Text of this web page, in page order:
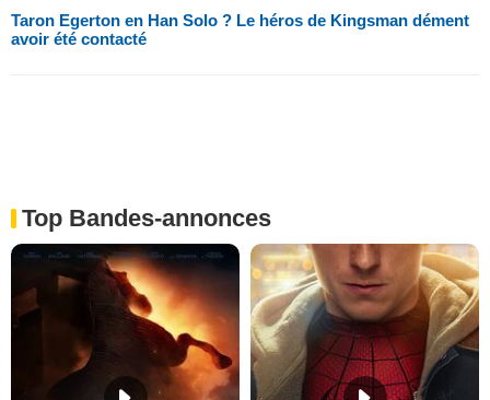
Taron Egerton en Han Solo ? Le héros de Kingsman dément
avoir été contacté
Top Bandes-annonces